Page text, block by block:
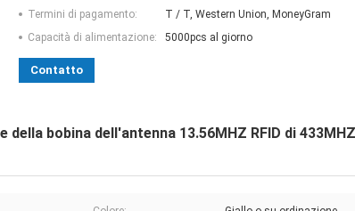
Termini di pagamento:
T / T, Western Union, MoneyGram
Capacità di alimentazione:
5000pcs al giorno
Contatto
bobina dell'antenna 13.56MHZ RFID di